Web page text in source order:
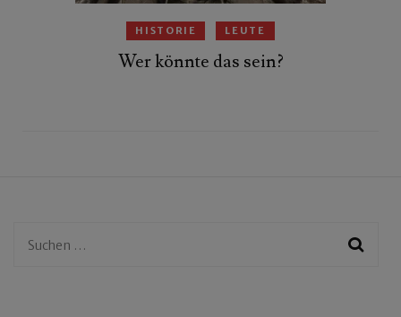
HISTORIE LEUTE
Wer könnte das sein?
Suchen